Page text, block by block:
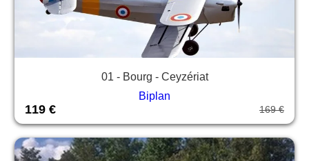
01 - Bourg - Ceyzériat
Biplan
119 € 169 €